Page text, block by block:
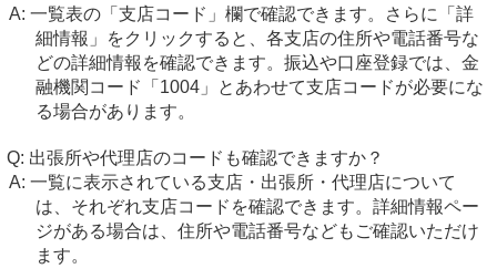
一覧表の「支店コード」欄で確認できます。さらに「詳
細情報」をクリックすると、各支店の住所や電話番号な
どの詳細情報を確認できます。振込や口座登録では、金
融機関コード「1004」とあわせて支店コードが必要にな
る場合があります。
出張所や代理店のコードも確認できますか？
一覧に表示されている支店・出張所・代理店について
は、それぞれ支店コードを確認できます。詳細情報ペー
ジがある場合は、住所や電話番号などもご確認いただけ
ます。